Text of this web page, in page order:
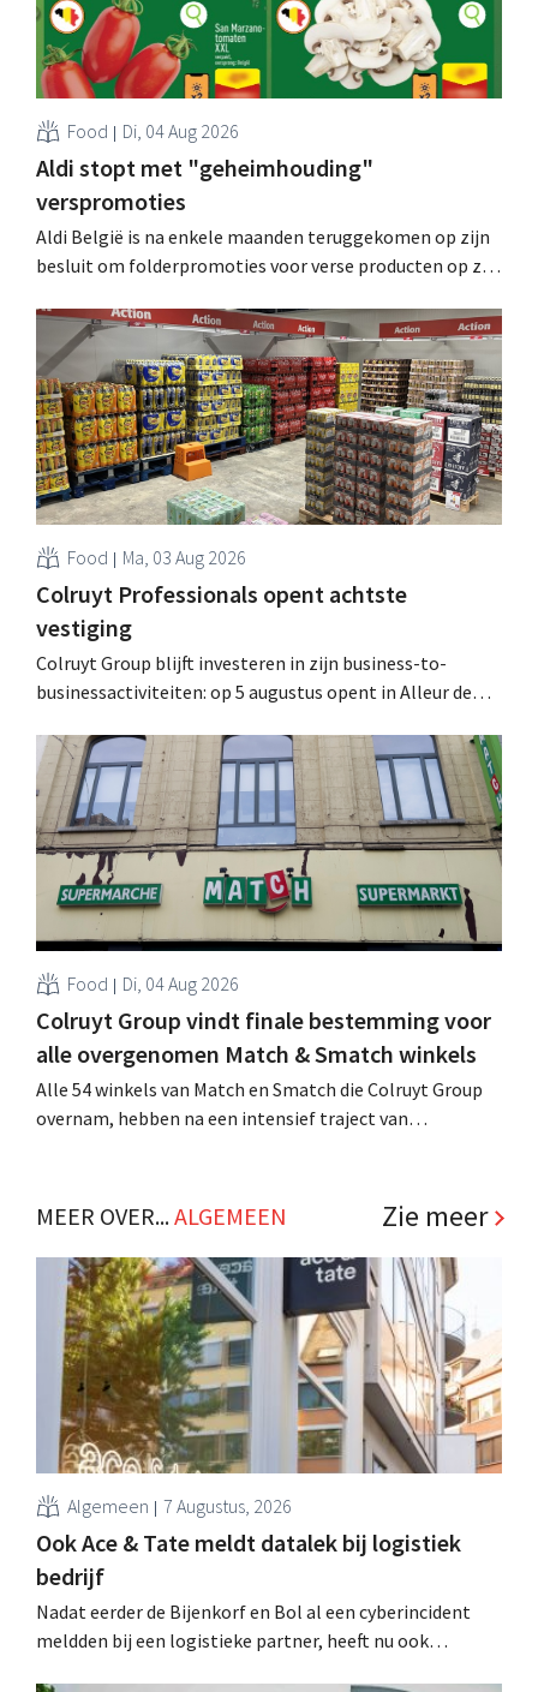
Food Di, 04 Aug 2026
Aldi stopt met "geheimhouding"
verspromoties
Aldi België is na enkele maanden teruggekomen op zijn
besluit om folderpromoties voor verse producten op zijn
werking treden: "Onze klanten willen goed
geïnformeerd worden." .
Food Ma, 03 Aug 2026
Colruyt Professionals opent achtste
vestiging
Colruyt Group blijft investeren in zijn business-to-
businessactiviteiten: op 5 augustus opent in Alleur de
winkelformule die zich uitsluitend richt op professionele
klanten. .
Food Di, 04 Aug 2026
Colruyt Group vindt finale bestemming voor
alle overgenomen Match & Smatch winkels
Alle 54 winkels van Match en Smatch die Colruyt Group
overnam, hebben na een intensief traject van
.MEER OVER...ALGEMEEN Zie meer
Algemeen 7 Augustus, 2026
Ook Ace & Tate meldt datalek bij logistiek
bedrijf
Nadat eerder de Bijenkorf en Bol al een cyberincident
meldden bij een logistieke partner, heeft nu ook